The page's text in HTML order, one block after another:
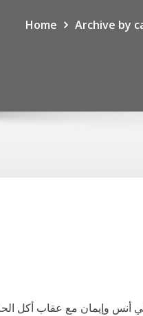
Home Archive by
وإيمان مع عقاب أكل